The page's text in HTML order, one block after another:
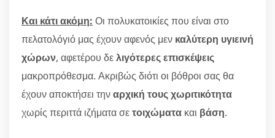
Και κάτι ακόμη: Οι πολυκατοικίες που είναι στο
πελατολόγιό μας έχουν αφενός μεν καλύτερη υγιεινή
χώρων, αφετέρου δελιγότερες επισκέψεις
μακροπρόθεσμα. Ακριβώς διότι οι βόθροι σας θα
έχουν αποκτήσει τηναρχική τους χωριτικότητα
χωρίς περιττά ιζήματα σετοιχώματα και βάση.